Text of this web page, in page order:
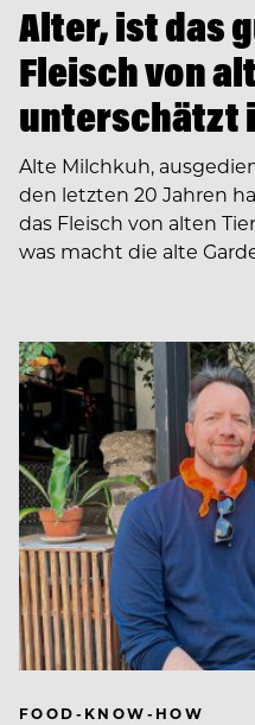
Alter, ist das
Fleisch von
unterschätzt
Alte Milchkuh,
den letzten 20 Jahren
das Fleisch von alten
was macht die alte
FOOD-KNOW-HOW